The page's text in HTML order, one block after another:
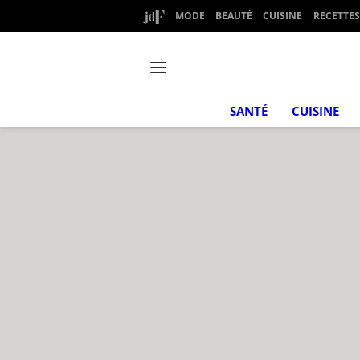
MODE BEAUTÉ CUISINE RECETTES
SANTÉ CUISINE